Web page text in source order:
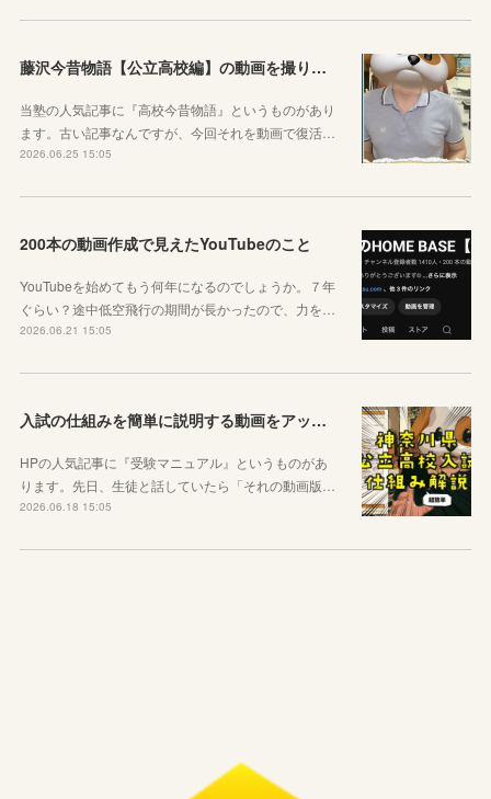
藤沢今昔物語【公立高校編】の動画を撮りました！
当塾の人気記事に『高校今昔物語』というものがあり
ます。古い記事なんですが、今回それを動画で復活…
2026.06.25 15:05
200本の動画作成で見えたYouTubeのこと
YouTubeを始めてもう何年になるのでしょうか。７年
ぐらい？途中低空飛行の期間が長かったので、力を…
2026.06.21 15:05
入試の仕組みを簡単に説明する動画をアップしました
HPの人気記事に『受験マニュアル』というものがあ
ります。先日、生徒と話していたら「それの動画版…
2026.06.18 15:05